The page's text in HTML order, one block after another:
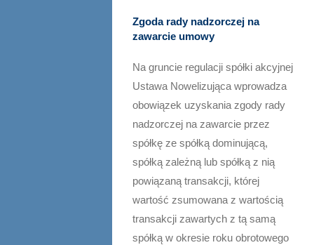
Zgoda rady nadzorczej na
zawarcie umowy
Na gruncie regulacji spółki akcyjnej
Ustawa Nowelizująca wprowadza
obowiązek uzyskania zgody rady
nadzorczej na zawarcie przez
spółkę ze spółką dominującą,
spółką zależną lub spółką z nią
powiązaną transakcji, której
wartość zsumowana z wartością
transakcji zawartych z tą samą
spółką w okresie roku obrotowego